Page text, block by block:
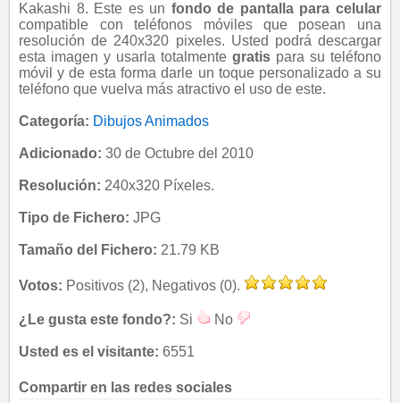
Kakashi 8. Este es un fondo de pantalla para celular
compatible con teléfonos móviles que posean una
resolución de 240x320 pixeles. Usted podrá descargar
esta imagen y usarla totalmente gratispara su teléfono
móvil y de esta forma darle un toque personalizado a su
teléfono que vuelva más atractivo el uso de este.
Categoría: Dibujos Animados
Adicionado: 30 de Octubre del 2010
Resolución: 240x320 Píxeles.
Tipo de Fichero: JPG
Tamaño del Fichero: 21.79 KB
Votos: Positivos (2), Negativos (0).
¿Le gusta este fondo?: Si No
Usted es el visitante: 6551
Compartir en las redes sociales